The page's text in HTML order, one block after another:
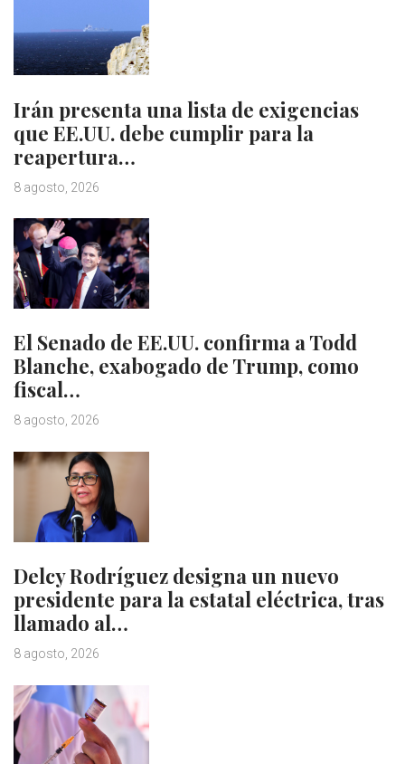
Irán presenta una lista de exigencias
que EE.UU. debe cumplir para la
reapertura…
8 agosto, 2026
El Senado de EE.UU. confirma a Todd
Blanche, exabogado de Trump, como
fiscal…
8 agosto, 2026
Delcy Rodríguez designa un nuevo
presidente para la estatal eléctrica, tras
llamado al…
8 agosto, 2026